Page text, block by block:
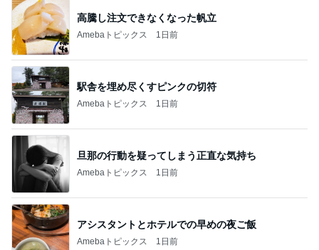
高騰し注文できなくなった帆立
Amebaトピックス 1日前
駅舎を埋め尽くすピンクの切符
Amebaトピックス 1日前
旦那の行動を疑ってしまう正直な気持ち
Amebaトピックス 1日前
アシスタントとホテルでの早めの夜ご飯
Amebaトピックス 1日前